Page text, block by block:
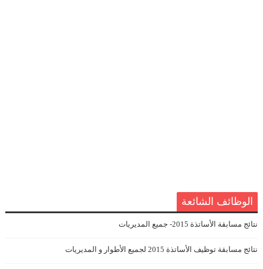
الوظائف الشائعة
نتائج مسابقة الأساتذة 2015- جميع المديريات
نتائج مسابقة توظيف الأساتذة 2015 لجميع الأطوار و المديريات